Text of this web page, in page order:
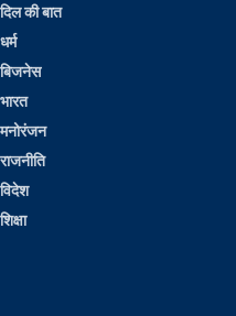
दिल की बात
धर्म
बिजनेस
भारत
मनोरंजन
राजनीति
विदेश
शिक्षा